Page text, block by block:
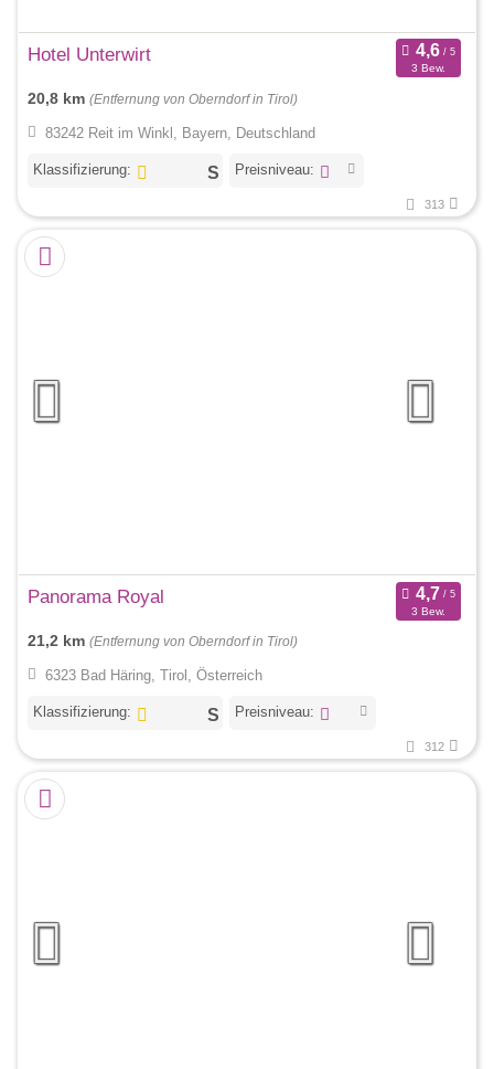
Hotel Unterwirt
3 Bew.
20,8 km (Entfernung von Oberndorf in Tirol)
83242 Reit im Winkl, Bayern, Deutschland
Klassifizierung: Preisniveau:
313
Panorama Royal
3 Bew.
21,2 km (Entfernung von Oberndorf in Tirol)
6323 Bad Häring, Tirol, Österreich
Klassifizierung: Preisniveau:
312